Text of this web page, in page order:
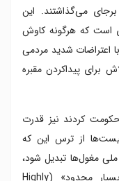
می‌گذاشتند. این
است که هرگونه کاوش
اعتراضات شدید مردمی
برای پیداکردن مقبره
کردند نیز قدرت
از ترس این که
مغول‌ها تبدیل شود،
نام آن را از تابوی بزرگ به «منطقه بسیار محدود» (Highly